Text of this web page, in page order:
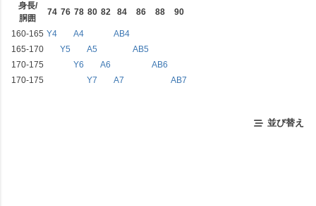
身長/
胴囲
74 76 78 80 82 84 86 88 90
160-165 Y4 A4
AB4
165-170
Y5 A5
AB5
170-175
Y6 A6
AB6
170-175
Y7 A7 AB7
並び替え